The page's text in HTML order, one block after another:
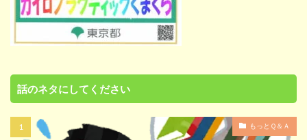
話のネタにしてください
もっとＱ＆Ａ